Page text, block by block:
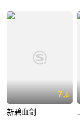
7.6
新碧血剑